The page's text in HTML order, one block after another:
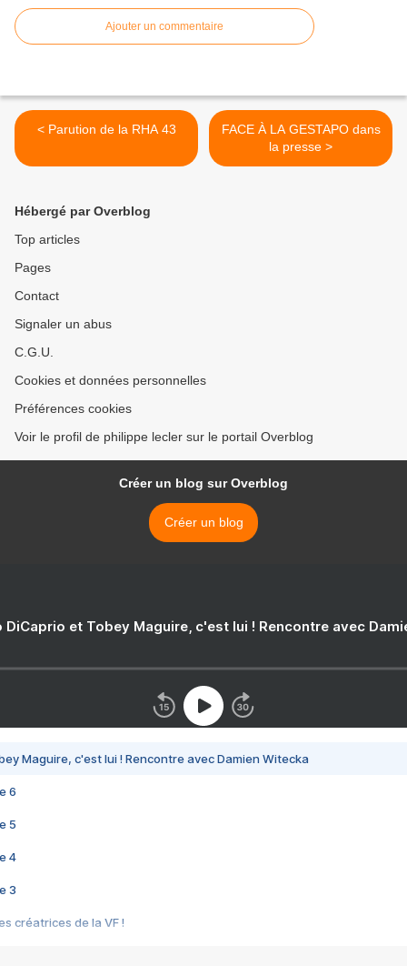
Ajouter un commentaire
< Parution de la RHA 43
FACE À LA GESTAPO dans
la presse >
Hébergé par Overblog
Top articles
Pages
Contact
Signaler un abus
C.G.U.
Cookies et données personnelles
Préférences cookies
Voir le profil de philippe lecler sur le portail Overblog
Créer un blog sur Overblog
Créer un blog
DiCaprio et Tobey Maguire, c'est lui ! Rencontre avec
Maguire, c'est lui ! Rencontre avec Damien Witecka
6
5
4
3
créatrices de la VF !